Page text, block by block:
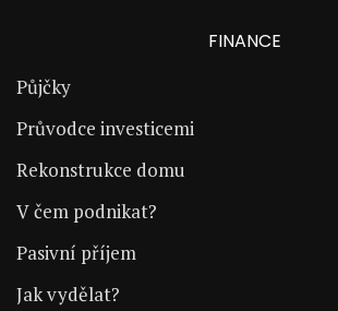
FINANCE
Půjčky
Průvodce investicemi
Rekonstrukce domu
V čem podnikat?
Pasivní příjem
Jak vydělat?